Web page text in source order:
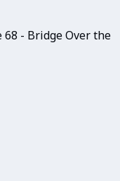
68 - Bridge Over the